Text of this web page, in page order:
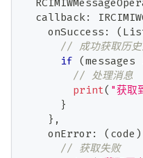
  callback
:
    onSuccess
: (
// 成功获取历史
if (messages
// 处理消息
print( "获取
}
} ,
    onError
: ( code )
// 获取失败